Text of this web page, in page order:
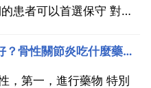
患者可以首選保守 對於
採取手術的 措施來 只有
改善功能，提高生活質
得了骨關節炎吃什麼藥能治好？骨性關節炎吃什麼藥好？
，第一，進行藥物 特別